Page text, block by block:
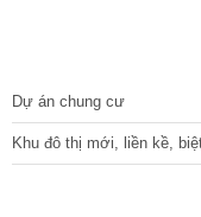
Dự án chung cư
Khu đô thị mới, liền kề,